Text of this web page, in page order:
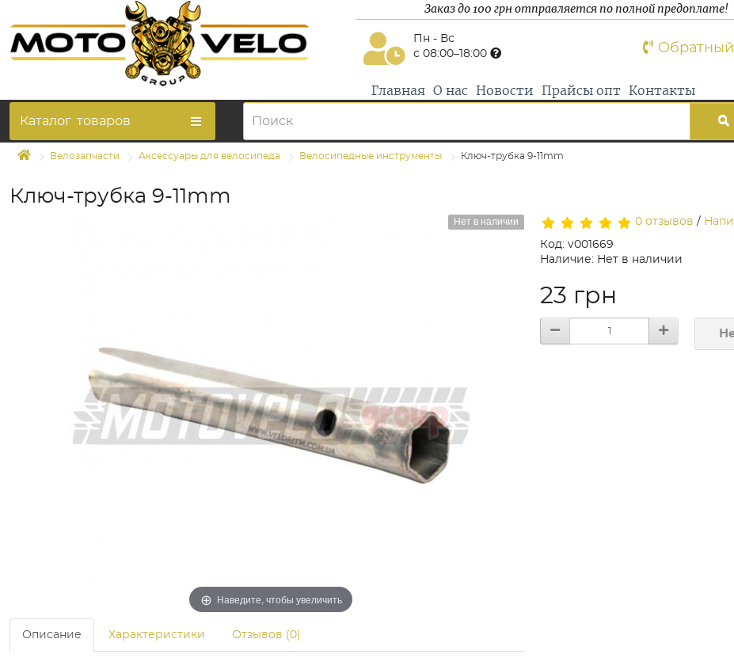
Заказ до 100 грн отправляется по полной предоплате!
Пн - Вс
с 08:00–18:00
Главная О нас Новости Прайсы опт Контакты
Каталог товаров
Велозапчасти Аксессуары для велосипеда Велосипедные инструменты Ключ-трубка 9-11mm
Ключ-трубка 9-11mm
Нет в наличии
Наведите, чтобы увеличить
Описание Характеристики Отзывов (0)
0 отзывов /
Код: v001669
Наличие: Нет в наличии
23 грн